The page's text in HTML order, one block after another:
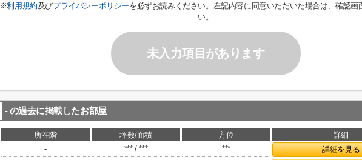
※利用規約及びプライバシーポリシーを必ずお読みください。左記内容に同意いただいた場合は、確認画
い。
未入力項目があります
- の過去に掲載したお部屋
所在階 坪数/面積 方位
詳細
-
*** / *** ***
詳細を見る